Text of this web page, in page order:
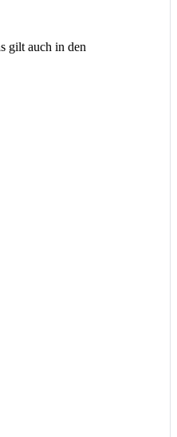
gilt auch in den